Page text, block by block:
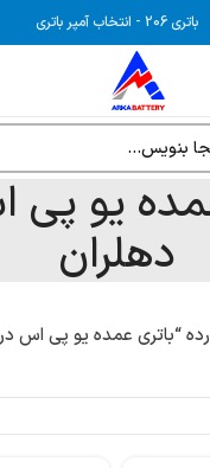
باتری 206 - انتخاب آمپر باتری
یو
دهلران
“باتری عمده یو پی اس در